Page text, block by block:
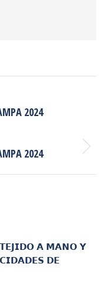
2024
2024
𝗔 𝗠𝗔𝗡𝗢 𝗬
𝗗𝗘